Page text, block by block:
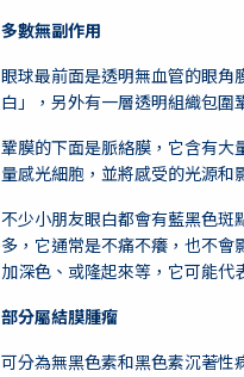
多數無副作用
眼球最前面是透明無血管的眼
白」，另外有一層透明組織包圍
鞏膜的下面是脈絡膜，它含有大
量感光細胞，並將感受的光源和
不少小朋友眼白都會有藍黑色斑
多，它通常是不痛不癢，也不會
加深色、或隆起來等，它可能代
部分屬結膜腫瘤
可分為無黑色素和黑色素沉著性